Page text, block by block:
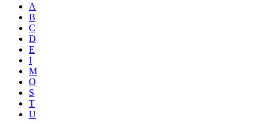
A
B
C
D
E
I
M
O
S
T
U